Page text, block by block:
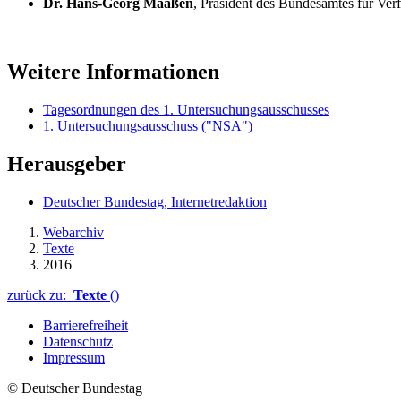
Dr. Hans-Georg Maaßen, Präsident des Bundesamtes für
Weitere Informationen
Tagesordnungen des 1. Untersuchungsausschusses
1. Untersuchungsausschuss ("NSA")
Herausgeber
Deutscher Bundestag, Internetredaktion
Webarchiv
Texte
2016
zurück zu: Texte ()
Barrierefreiheit
Datenschutz
Impressum
© Deutscher Bundestag